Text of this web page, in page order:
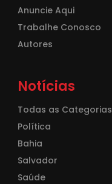
Anuncie Aqui
Trabalhe Conosco
Autores
Notícias
Todas as Categorias
Política
Bahia
Salvador
Saúde